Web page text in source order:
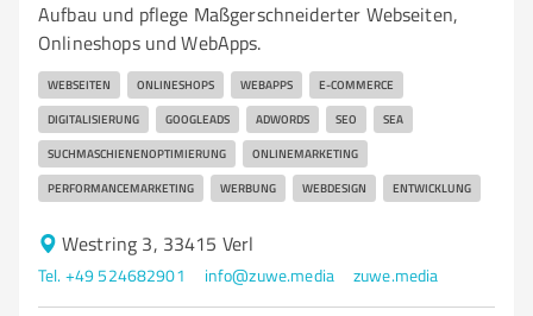
Aufbau und pflege Maßgerschneiderter Webseiten,
Onlineshops und WebApps.
WEBSEITEN ONLINESHOPS WEBAPPS E-COMMERCE
DIGITALISIERUNG GOOGLEADS ADWORDS SEO SEA
SUCHMASCHIENENOPTIMIERUNG ONLINEMARKETING
PERFORMANCEMARKETING WERBUNG WEBDESIGN ENTWICKLUNG
Westring 3, 33415 Verl
Tel. +49 524682901 info@zuwe.media zuwe.media